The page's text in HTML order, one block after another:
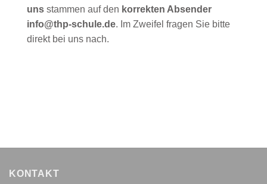
uns stammen auf den korrekten Absender
info@thp-schule.de. Im Zweifel fragen Sie bitte
direkt bei uns nach.
KONTAKT